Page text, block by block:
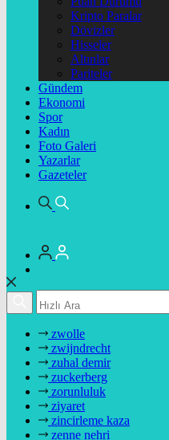
Kripto Paralar
Dövizler
Hisseler
Altınlar
Pariteler
Gündem
Ekonomi
Spor
Kadın
Foto Galeri
Yazarlar
Gazeteler
zwolle
zwijndrecht
zuhal demir
zuckerberg
zorunluluk
ziyaret
zincirleme kaza
zenne nehri